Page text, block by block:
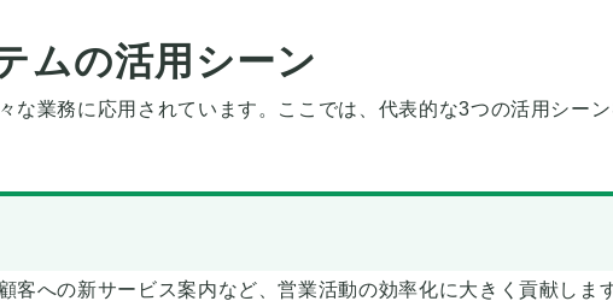
ムの活用シーン
な業務に応用されています。ここでは、代表的な3つの活用シーン
客への新サービス案内など、営業活動の効率化に大きく貢献します